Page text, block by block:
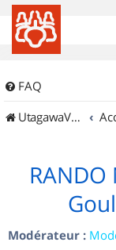
FAQ
UtagawaVTT (Randos VTT et VTTAE avec traces GPS)
RANDO
Modérateur :